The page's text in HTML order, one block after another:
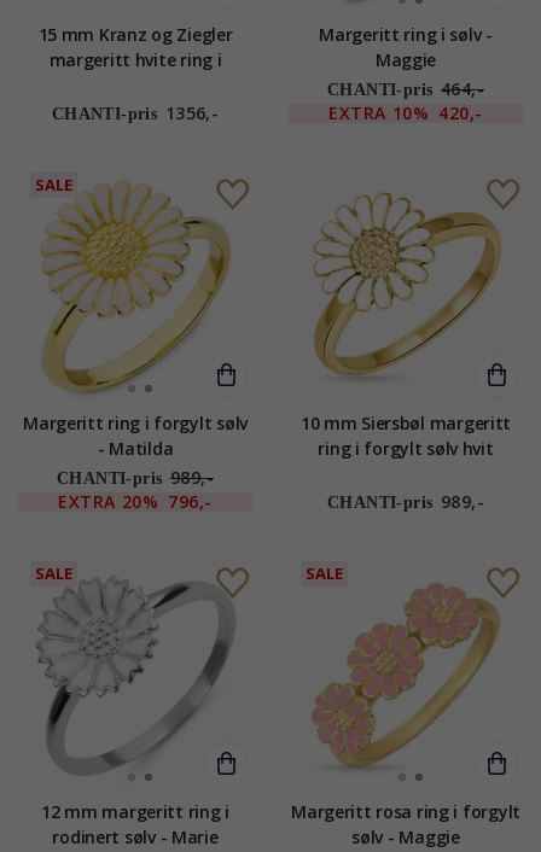
15 mm Kranz og Ziegler
margeritt hvite ring i
CHANTI-pris 1356,-
Margeritt ring i sølv -
Maggie
CHANTI-pris 464,-
EXTRA 10% 420,-
SALE
Margeritt ring i forgylt sølv
- Matilda
CHANTI-pris 989,-
EXTRA 20% 796,-
10 mm Siersbøl margeritt
ring i forgylt sølv hvit
CHANTI-pris 989,-
SALE
12 mm margeritt ring i
rodinert sølv - Marie
SALE
Margeritt rosa ring i forgylt
sølv - Maggie